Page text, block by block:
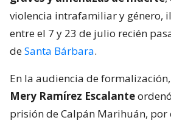
violencia intrafamiliar y género,
entre el 7 y 23 de julio recién
deSanta Bárbara.
En la audiencia de
Mery Ramírez Escalante
prisión de Calpán Marihuán, por